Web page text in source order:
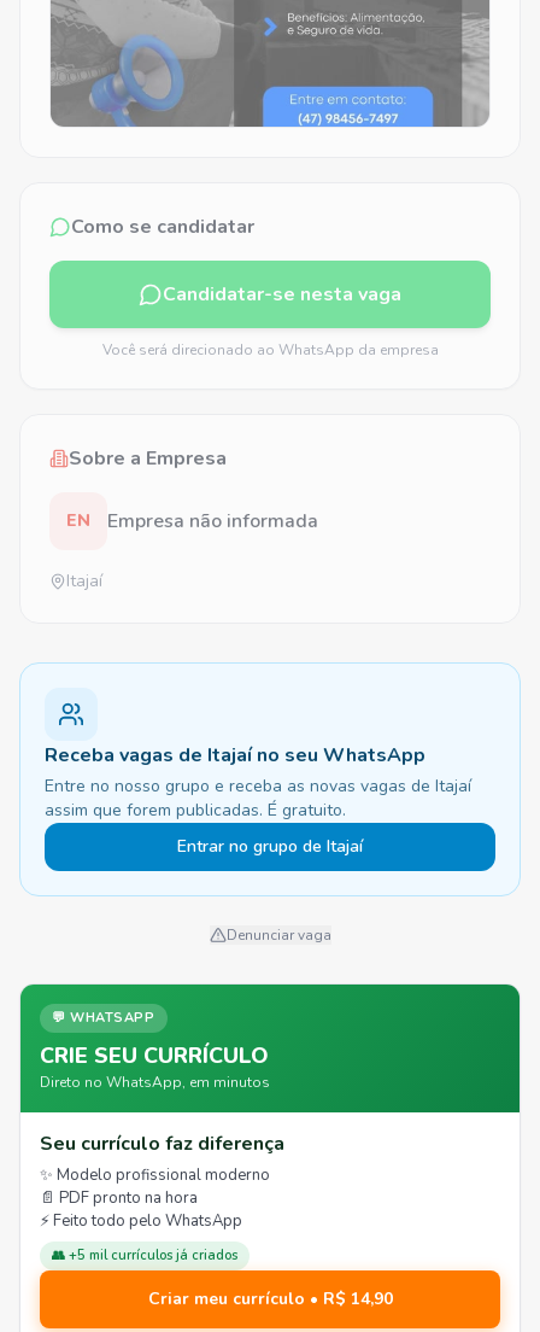
Como se candidatar
Candidatar-se nesta vaga
Você será direcionado ao WhatsApp da empresa
Sobre a Empresa
EN Empresa não informada
Itajaí
Receba vagas de Itajaí no seu WhatsApp
Entre no nosso grupo e receba as novas vagas de Itajaí
assim que forem publicadas. É gratuito.
Entrar no grupo de Itajaí
Denunciar vaga
💬 WHATSAPP
CRIE SEU CURRÍCULO
Direto no WhatsApp, em minutos
Seu currículo faz diferença
✨ Modelo profissional moderno
📄 PDF pronto na hora
⚡ Feito todo pelo WhatsApp
👥 +5 mil currículos já criados
Criar meu currículo • R$ 14,90